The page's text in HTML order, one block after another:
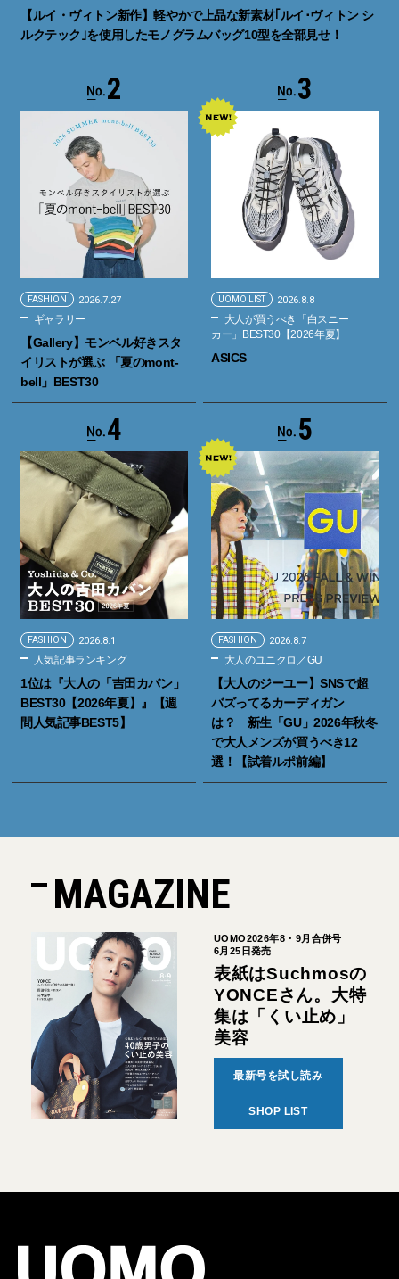
【ルイ・ヴィトン新作】軽やかで上品な新素材｢ルイ･ヴィトン シ
ルクテック｣を使用したモノグラムバッグ10型を全部見せ！
2
FASHION 2026.7.27
ギャラリー
【Gallery】モンベル好きスタ
イリストが選ぶ 「夏のmont-
bell」BEST30
3
UOMO LIST 2026.8.8
大人が買うべき「白スニー
カー」BEST30【2026年夏】
ASICS
4
FASHION 2026.8.1
人気記事ランキング
1位は『大人の「吉田カバン」
BEST30【2026年夏】』【週
間人気記事BEST5】
5
FASHION 2026.8.7
大人のユニクロ／GU
【大人のジーユー】SNSで超
バズってるカーディガン
は？ 新生「GU」2026年秋冬
で大人メンズが買うべき12
選！【試着ルポ前編】
MAGAZINE
UOMO2026年8・9月合併号
6月25日発売
表紙はSuchmosの
YONCEさん。大特
集は「くい止め」
美容
最新号を試し読み
SHOP LIST